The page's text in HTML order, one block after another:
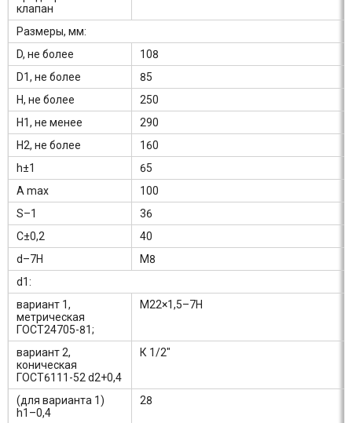
клапан
Размеры, мм:
D, не более
108
D1, не более
85
H, не более
250
H1, не менее
290
H2, не более
160
h±1
65
A max
100
S–1
36
C±0,2
40
d–7H
М8
d1:
вариант 1,
метрическая
ГОСТ24705-81;
М22×1,5–7Н
вариант 2,
коническая
ГОСТ6111-52 d2+0,4
К 1/2″
(для варианта 1)
h1–0,4
28